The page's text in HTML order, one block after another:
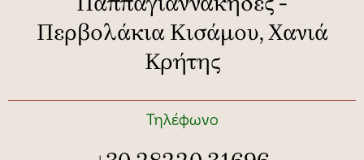
Περβολάκια Κισάμου, Χανιά
Κρήτης
Τηλέφωνο